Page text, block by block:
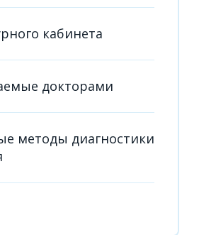
кабинета
докторами
методы диагностики